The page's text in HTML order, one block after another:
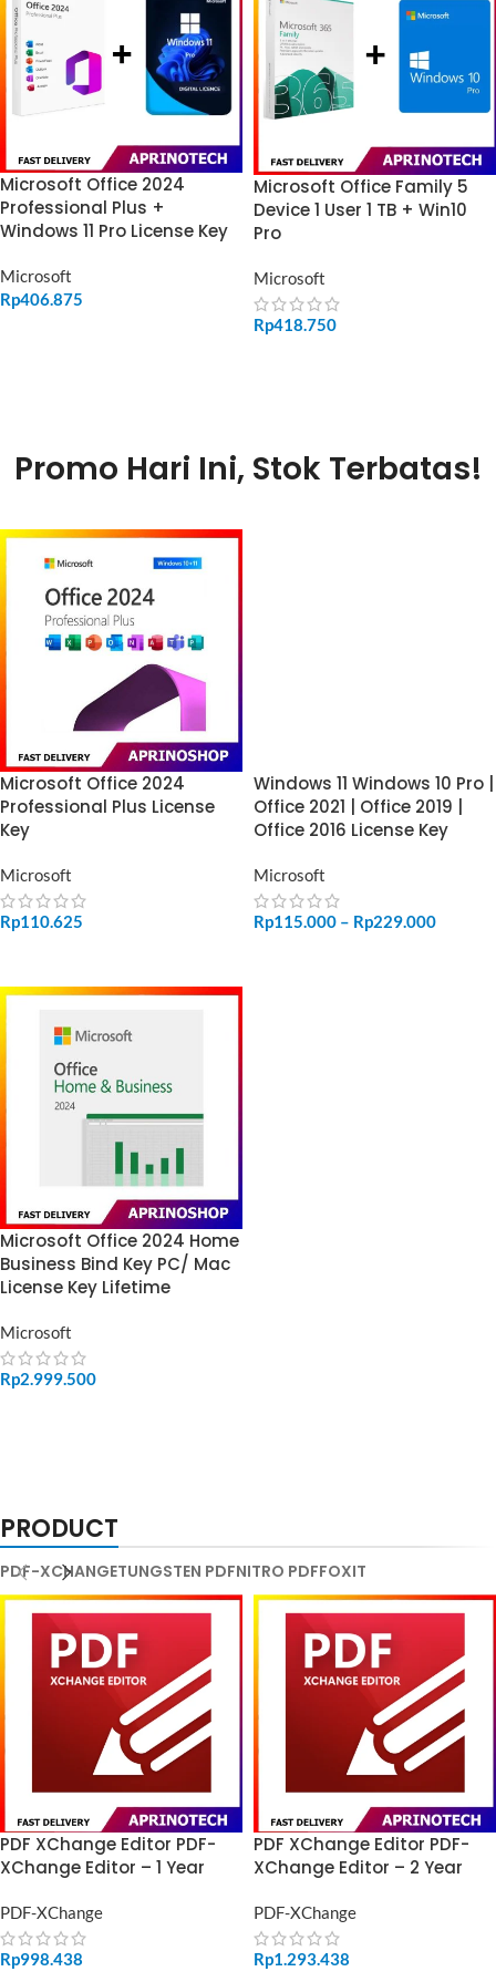
Microsoft Office 2024
Professional Plus +
Windows 11 Pro License Key
Microsoft
Rp406.875
Microsoft Office Family 5
Device 1 User 1 TB + Win10
Pro
Microsoft
Rp418.750
Promo Hari Ini, Stok Terbatas!
Microsoft Office 2024
Professional Plus License
Key
Microsoft
Rp110.625
Windows 11 Windows 10 Pro |
Office 2021 | Office 2019 |
Office 2016 License Key
Microsoft
Rp115.000 – Rp229.000
Microsoft Office 2024 Home
Business Bind Key PC/ Mac
License Key Lifetime
Microsoft
Rp2.999.500
PRODUCT
PDF-XCHANGETUNGSTEN PDFNITRO PDFFOXIT
PDF XChange Editor PDF-
XChange Editor – 1 Year
PDF-XChange
Rp998.438
PDF XChange Editor PDF-
XChange Editor – 2 Year
PDF-XChange
Rp1.293.438